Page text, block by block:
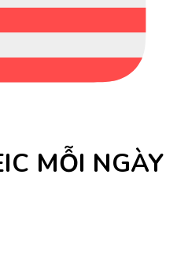
MỖI NGÀY